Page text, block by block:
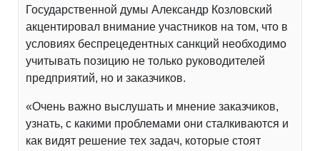
Государственной думы Александр Козловский
акцентировал внимание участников на том, что в
условиях беспрецедентных санкций необходимо
учитывать позицию не только руководителей
предприятий, но и заказчиков.
«Очень важно выслушать и мнение заказчиков,
узнать, с какими проблемами они сталкиваются и
как видят решение тех задач, которые стоят